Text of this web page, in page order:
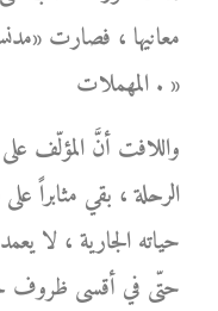
معانيها ، فصارت
المهملات . »
واللافت أنَّ المؤلّف
الرحلة ، بقي مثابراً
حياته الجارية ، لا
حتّى في أقسى ظروف